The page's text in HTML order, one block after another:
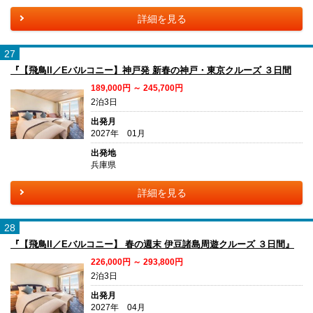
詳細を見る
27
『【飛鳥II／Eバルコニー】神戸発 新春の神戸・東京クルーズ ３日間
189,000円 ～ 245,700円
2泊3日
出発月
2027年 01月
出発地
兵庫県
詳細を見る
28
『【飛鳥II／Eバルコニー】 春の週末 伊豆諸島周遊クルーズ ３日間』
226,000円 ～ 293,800円
2泊3日
出発月
2027年 04月